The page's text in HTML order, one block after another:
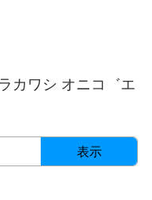
カワシ オニコ゛エ
表示